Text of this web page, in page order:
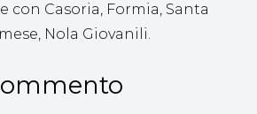
con Casoria, Formia, Santa
Nola Giovanili.